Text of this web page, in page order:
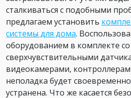
сталкиваться с подобными
предлагаем установить
системы для дома.
оборудованием в комплекте со
сверхчувствительными
видеокамерами,
неполадка будет
устранена. Что же касается